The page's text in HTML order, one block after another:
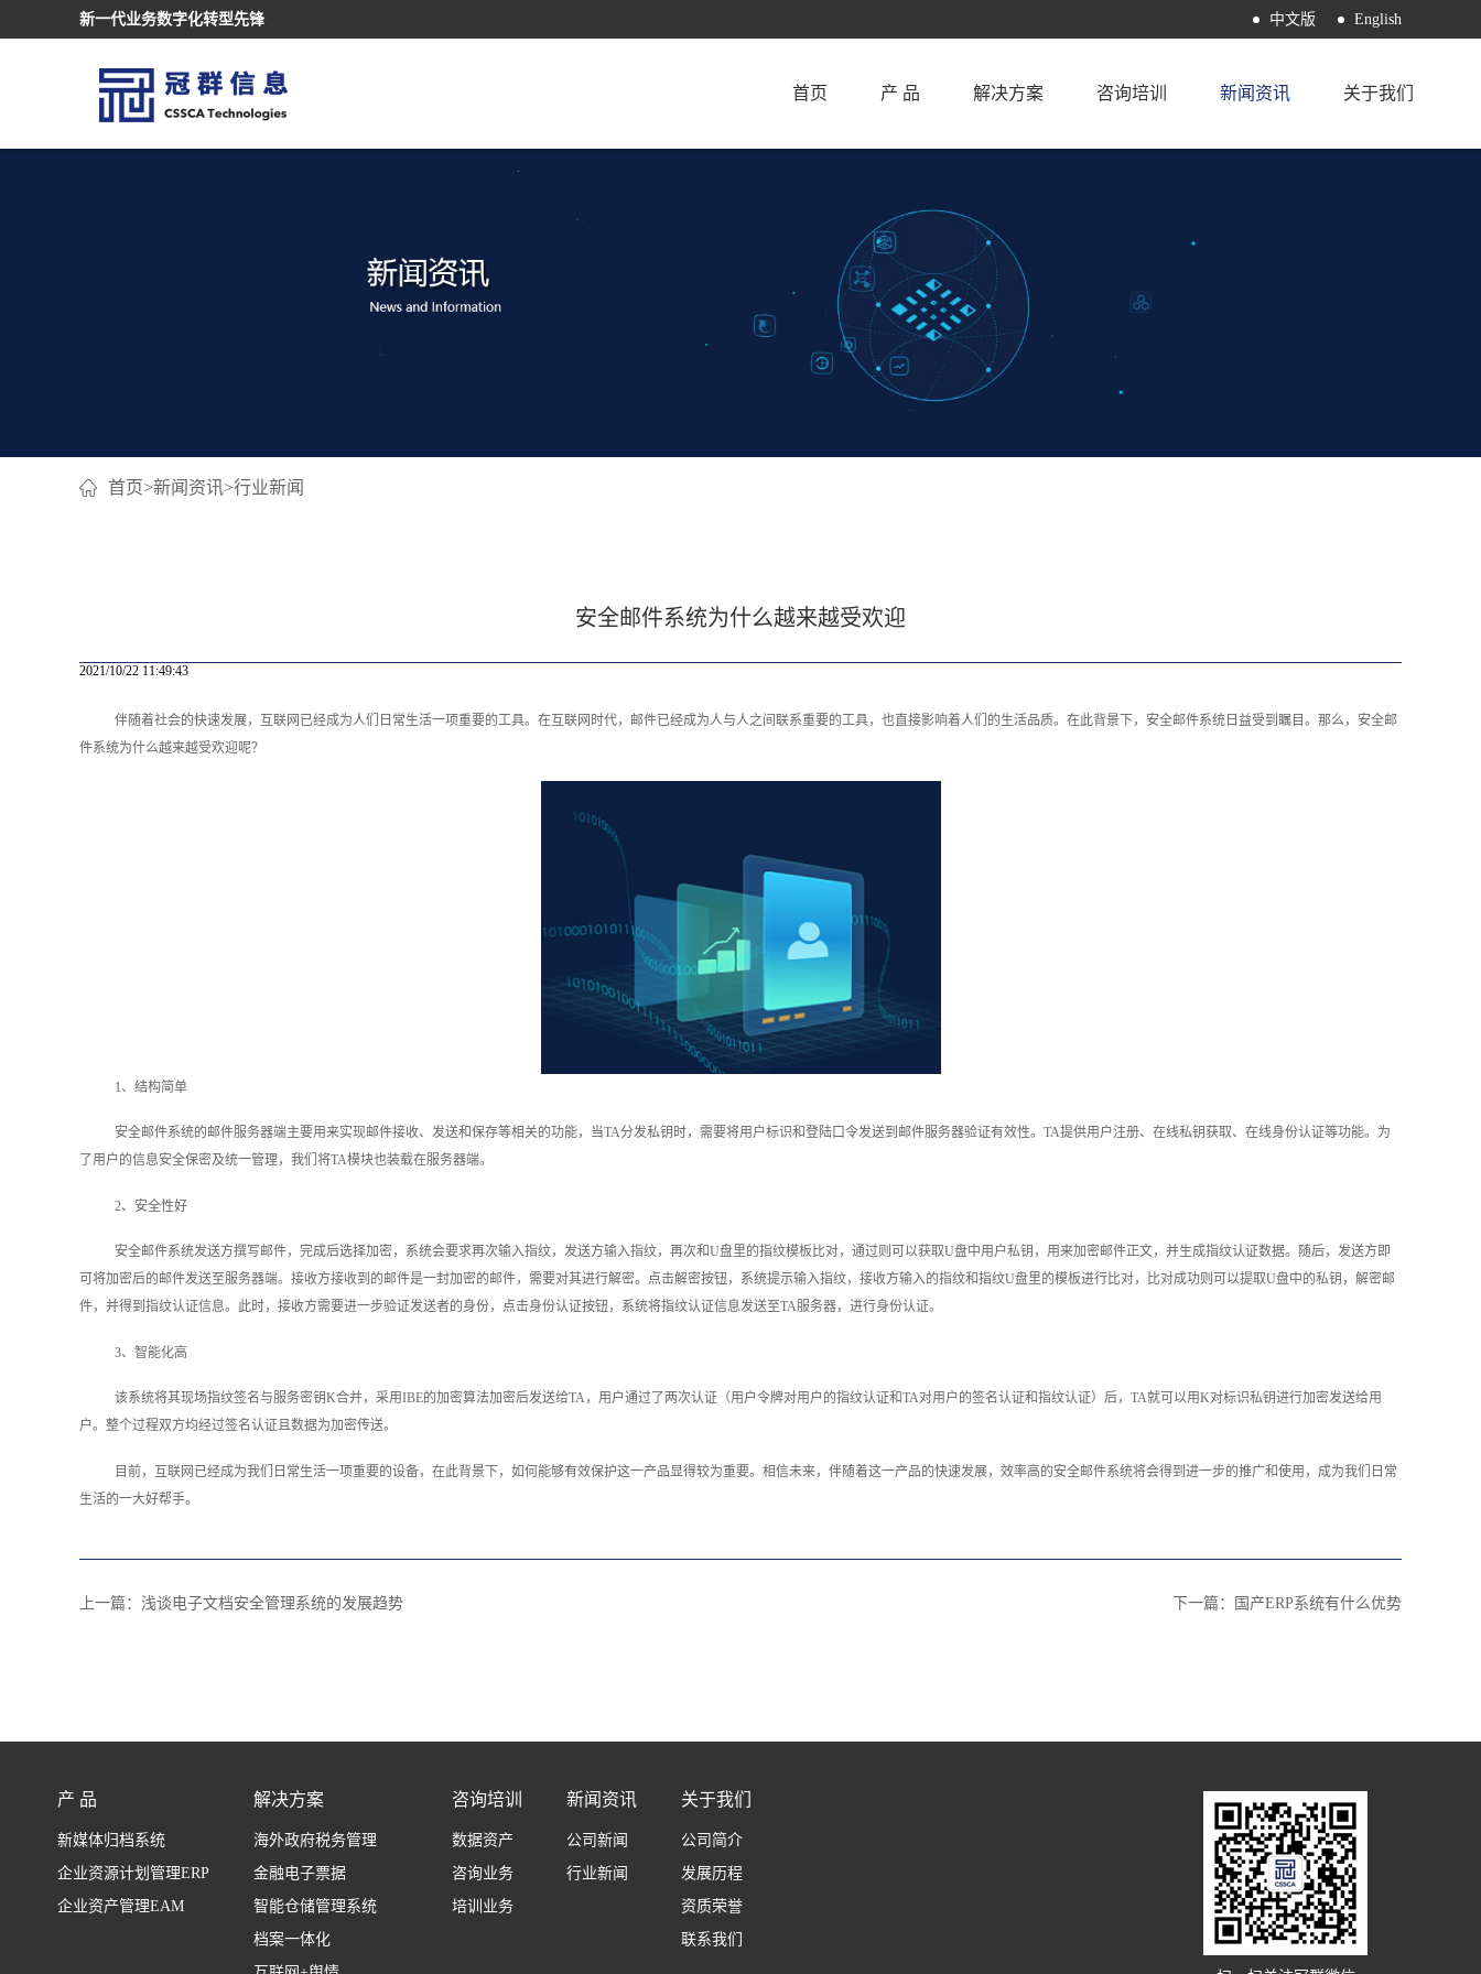
新一代业务数字化转型先锋 中文版 English
首页 产 品 解决方案 咨询培训 新闻资讯 关于我们
首页>新闻资讯>行业新闻
安全邮件系统为什么越来越受欢迎
2021/10/22 11:49:43
伴随着社会的快速发展，互联网已经成为人们日常生活一项重要的工具。在互联网时代，邮件已经成为人与人之间联系重要的工具，也直接影响着人们的生活品质。在此背景下， 安全邮件系统 日益受到瞩目。那么，安全邮
件系统为什么越来越受欢迎呢？
1、结构简单
安全邮件系统的邮件服务器端主要用来实现邮件接收、发送和保存等相关的功能，当TA分发私钥时，需要将用户标识和登陆口令发送到邮件服务器验证有效性。TA提供用户注册、在线私钥获取、在线身份认证等功能。为
了用户的信息安全保密及统一管理，我们将TA模块也装载在服务器端。
2、安全性好
安全邮件系统发送方撰写邮件，完成后选择加密，系统会要求再次输入指纹，发送方输入指纹，再次和U盘里的指纹模板比对，通过则可以获取U盘中用户私钥，用来加密邮件正文，并生成指纹认证数据。随后，发送方即
可将加密后的邮件发送至服务器端。接收方接收到的邮件是一封加密的邮件，需要对其进行解密。点击解密按钮，系统提示输入指纹，接收方输入的指纹和指纹U盘里的模板进行比对，比对成功则可以提取U盘中的私钥，解密邮
件，并得到指纹认证信息。此时，接收方需要进一步验证发送者的身份，点击身份认证按钮，系统将指纹认证信息发送至TA服务器，进行身份认证。
3、智能化高
该系统将其现场指纹签名与服务密钥K合并，采用IBE的加密算法加密后发送给TA，用户通过了两次认证（用户令牌对用户的指纹认证和TA对用户的签名认证和指纹认证）后，TA就可以用K对标识私钥进行加密发送给用
户。整个过程双方均经过签名认证且数据为加密传送。
目前，互联网已经成为我们日常生活一项重要的设备，在此背景下，如何能够有效保护这一产品显得较为重要。相信未来，伴随着这一产品的快速发展，效率高的安全邮件系统将会得到进一步的推广和使用，成为我们日常
生活的一大好帮手。
上一篇： 浅谈电子文档安全管理系统的发展趋势 下一篇： 国产ERP系统有什么优势
产 品
新媒体归档系统
企业资源计划管理ERP
企业资产管理EAM
解决方案
海外政府税务管理
金融电子票据
智能仓储管理系统
档案一体化
咨询培训
数据资产
咨询业务
培训业务
新闻资讯
公司新闻
行业新闻
关于我们
公司简介
发展历程
资质荣誉
联系我们